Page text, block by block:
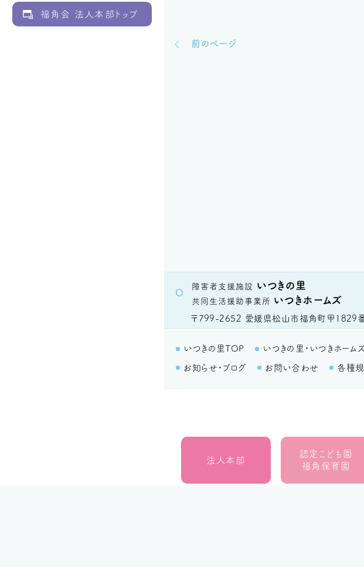
福角会 法人本部トップ
前のページ
障害者支援施設 いつきの里
共同生活援助事業所 いつきホームズ
〒799-2652 愛媛県松山市福角町甲1829
いつきの里TOP いつきの里・いつきホーム
お知らせ・ブログ お問い合わせ 各種
法人本部
認定こども園
福角保育園